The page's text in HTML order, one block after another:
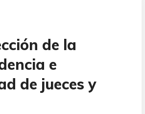
de la
e
de jueces y